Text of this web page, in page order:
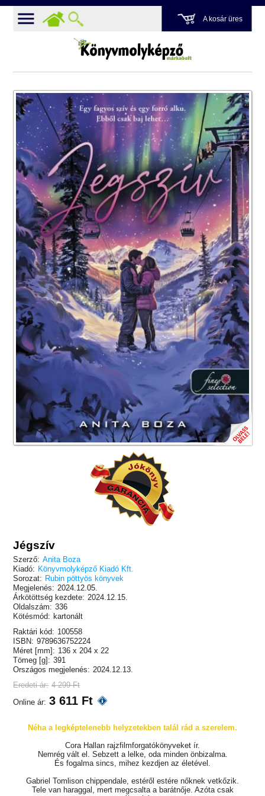
A kosár üres
Jégszív
Szerző: Anita Boza
Kiadó: Könyvmolyképző Kiadó Kft.
Sorozat: Rubin pöttyös könyvek
Megjelenés: 2024.12.05.
Árkötöttség kezdete: 2024.12.15.
Oldalszám: 336
Kötésmód: kartonált
Raktári kód: 100558
ISBN: 9789636752224
Méret [mm]: 136 x 204 x 22
Tömeg [g]: 391
Országos megjelenés: 2024.12.13.
Eredeti ár: 4 299 Ft
Online ár: 3 611 Ft
Néha a legképtelenebb helyzetekben talál rád a szerelem.
Cora Hallan rajzfilmforgatókönyveket ír.
Nemrég vált el. Sebzett a lelke, oda minden önbizalma.
És fogalma sincs, mihez kezdjen az életével.
Gabriel Tomlison chippendale, estéről estére nőknek vetkőzik.
Tele van haraggal, mert megcsalta a barátnője. Azóta csak